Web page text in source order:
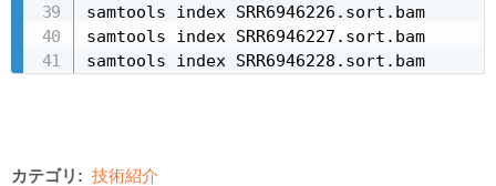
samtools index SRR6946226.sort.bam
samtools index SRR6946227.sort.bam
カテゴリ: 技術紹介